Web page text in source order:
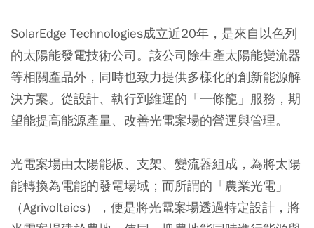
SolarEdge Technologies成立近20年，是來自以色列
的太陽能發電技術公司。該公司除生產太陽能變流器
等相關產品外，同時也致力提供多樣化的創新能源解
決方案。從設計、執行到維運的「一條龍」服務，期
望能提高能源產量、改善光電案場的營運與管理。
光電案場由太陽能板、支架、變流器組成，為將太陽
能轉換為電能的發電場域；而所謂的「農業光電」
（Agrivoltaics），便是將光電案場透過特定設計，將